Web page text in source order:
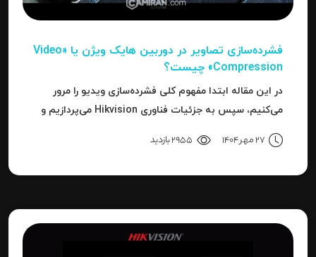
فشرده‌سازی تصاویر در دوربین‌ هایک ویژن یا «Video
Compression» چیست؟
در این مقاله ابتدا مفهوم کلی فشرده‌سازی ویدیو را مرور
می‌کنیم، سپس به جزئیات فناوری Hikvision می‌پردازیم و
نتیجه می‌رسیم.
27 مهر 1404 2955 بازدید